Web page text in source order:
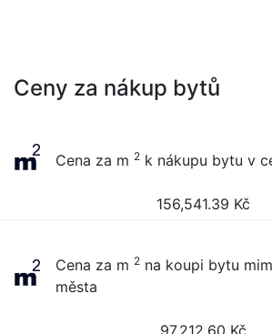
Ceny za nákup bytů
Cena za m 2 k nákupu bytu v
156,541.39 Kč
Cena za m 2 na koupi bytu
města
97,212.60 Kč